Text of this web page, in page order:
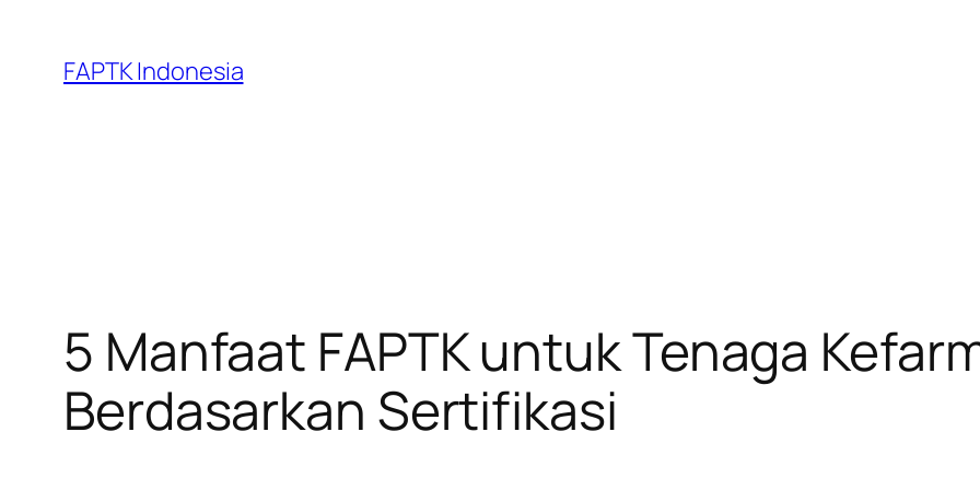
content
FAPTK Indonesia
5 Manfaat FAPTK untuk Tenaga
Berdasarkan Sertifikasi